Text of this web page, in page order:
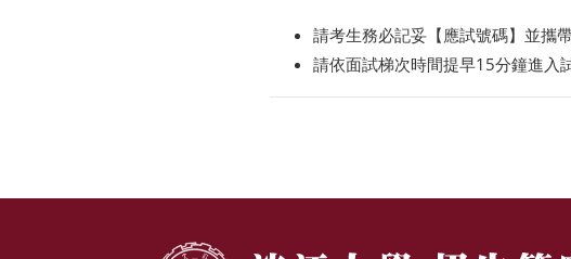
請考生務必記妥【應試號碼】並攜
請依面試梯次時間提早15分鐘進入